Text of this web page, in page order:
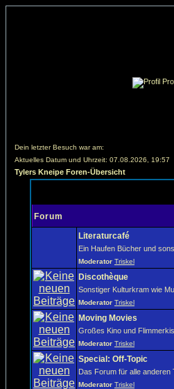
Dein letzter Besuch war am:
Aktuelles Datum und Uhrzeit: 07.08.2026, 19:57
Tylers Kneipe Foren-Übersicht
Forum
Literaturcafé
Ein Haufen Bücher und
Moderator Triskel
Discothèque
Sonstiger Kulturkram wie
Moderator Triskel
Moving Movies
Großes Kino und
Moderator Triskel
Special: Off-Topic
Das Forum für alle anderen
Moderator Triskel